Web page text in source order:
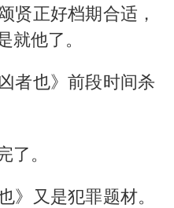
贤正好档期合适，
他了。
者也》前段时间杀
。
》又是犯罪题材。